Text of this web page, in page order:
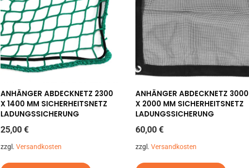
ANHÄNGER ABDECKNETZ 2300
X 1400 MM SICHERHEITSNETZ
LADUNGSSICHERUNG
25,00€
zzgl. Versandkosten
ANHÄNGER ABDECKNETZ 3000
X 2000 MM SICHERHEITSNETZ
LADUNGSSICHERUNG
60,00€
zzgl. Versandkosten